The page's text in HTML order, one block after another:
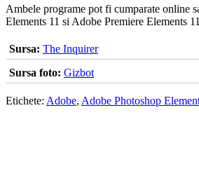
Ambele programe pot fi cumparate online
Elements 11 si Adobe Premiere Elements
Sursa: The Inquirer
Sursa foto: Gizbot
Etichete: Adobe, Adobe Photoshop